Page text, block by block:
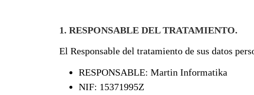
1. RESPONSABLE DEL TRATAMIENTO.
El Responsable del tratamiento de sus datos
RESPONSABLE: Martin Informatika
NIF: 15371995Z